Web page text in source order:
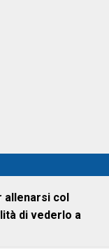
allenarsi col
di vederlo a